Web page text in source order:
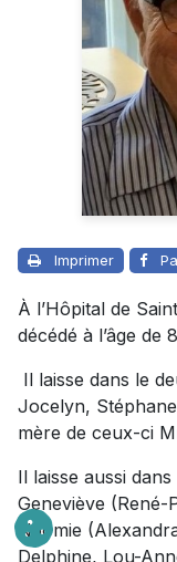
Imprimer
À l’Hôpital de
décédé à l’âge de
Il laisse dans le
Jocelyn,
mère de ceux-ci
Il laisse aussi
Geneviève
Naomie
Delphine, Lou-